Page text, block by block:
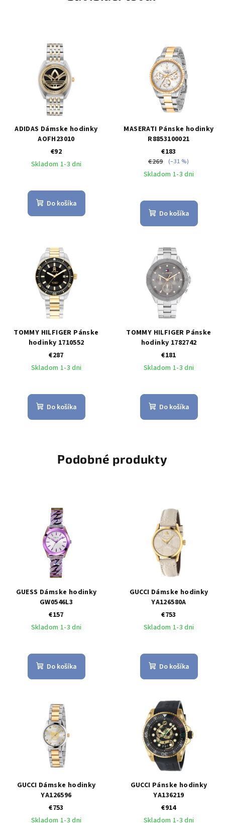
ADIDAS Dámske hodinky
AOFH23010
€92
Skladom 1-3 dni
Do košíka
MASERATI Pánske hodinky
R8853100021
€183
€269 (–31 %)
Skladom 1-3 dni
Do košíka
TOMMY HILFIGER Pánske
hodinky 1710552
€287
Skladom 1-3 dni
Do košíka
TOMMY HILFIGER Pánske
hodinky 1782742
€181
Skladom 1-3 dni
Do košíka
Podobné produkty
GUESS Dámske hodinky
GW0546L3
€157
Skladom 1-3 dni
Do košíka
GUCCI Dámske hodinky
YA126580A
€753
Skladom 1-3 dni
Do košíka
GUCCI Dámske hodinky
YA126596
€753
Skladom 1-3 dni
GUCCI Pánske hodinky
YA136219
€914
Skladom 1-3 dni